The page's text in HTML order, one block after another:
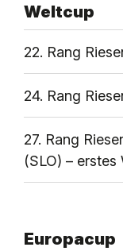
Weltcup
22. Rang
24. Rang
27. Rang
(SLO) – erstes
Europacup